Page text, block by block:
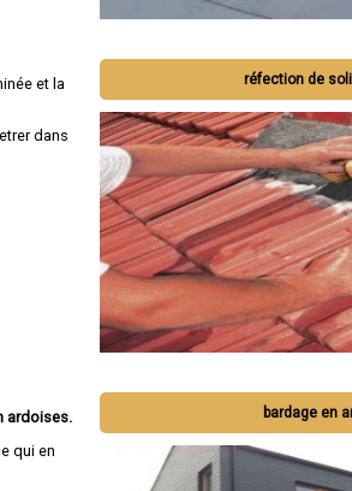
réfection de
et la
dans
bardage en
ardoises.
qui en